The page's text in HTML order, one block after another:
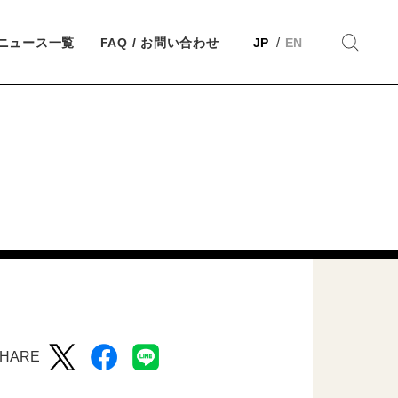
ュース一覧 FAQ / お問い合わせ JP EN